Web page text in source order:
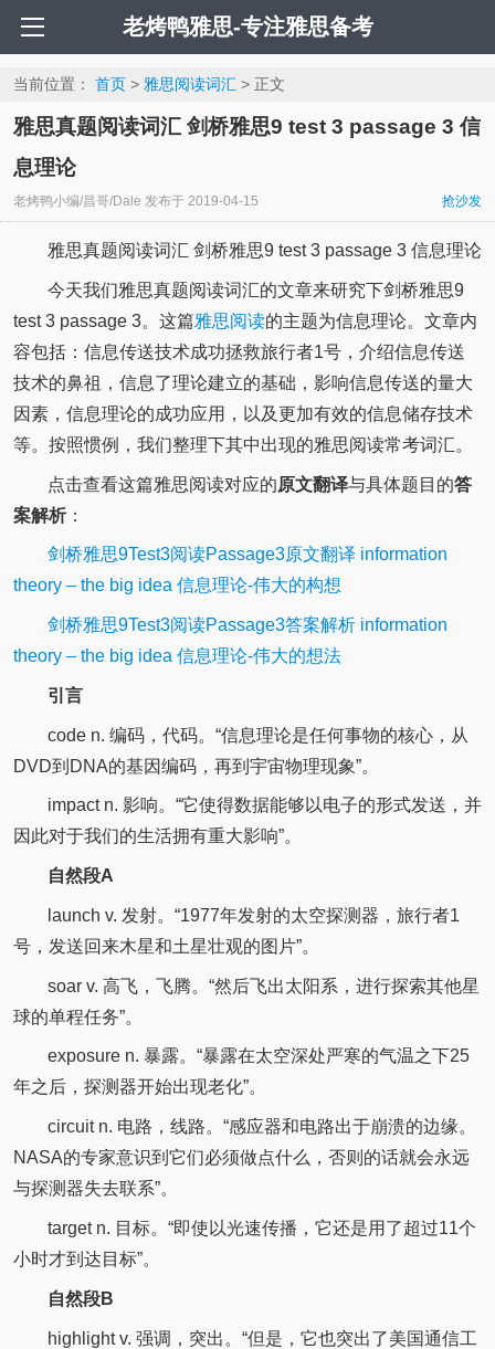
老烤鸭雅思-专注雅思备考
当前位置： 首页> 雅思阅读词汇 > 正文
雅思真题阅读词汇 剑桥雅思9 test 3 passage 3 信
息理论
老烤鸭小编/昌哥/Dale 发布于 2019-04-15 抢沙发
雅思真题阅读词汇 剑桥雅思9 test 3 passage 3 信息理论
今天我们雅思真题阅读词汇的文章来研究下剑桥雅思9
test 3 passage 3。这篇雅思阅读的主题为信息理论。文章内
容包括：信息传送技术成功拯救旅行者1号，介绍信息传送
技术的鼻祖，信息了理论建立的基础，影响信息传送的量大
因素，信息理论的成功应用，以及更加有效的信息储存技术
等。按照惯例，我们整理下其中出现的雅思阅读常考词汇。
点击查看这篇雅思阅读对应的原文翻译与具体题目的答
案解析：
剑桥雅思9Test3阅读Passage3原文翻译 information
theory – the big idea 信息理论-伟大的构想
剑桥雅思9Test3阅读Passage3答案解析 information
theory – the big idea 信息理论-伟大的想法
引言
code n. 编码，代码。“信息理论是任何事物的核心，从
DVD到DNA的基因编码，再到宇宙物理现象”。
impact n. 影响。“它使得数据能够以电子的形式发送，并
因此对于我们的生活拥有重大影响”。
自然段A
launch v. 发射。“1977年发射的太空探测器，旅行者1
号，发送回来木星和土星壮观的图片”。
soar v. 高飞，飞腾。“然后飞出太阳系，进行探索其他星
球的单程任务”。
exposure n. 暴露。“暴露在太空深处严寒的气温之下25
年之后，探测器开始出现老化”。
circuit n. 电路，线路。“感应器和电路出于崩溃的边缘。
NASA的专家意识到它们必须做点什么，否则的话就会永远
与探测器失去联系”。
target n. 目标。“即使以光速传播，它还是用了超过11个
小时才到达目标”。
自然段B
highlight v. 强调，突出。“但是，它也突出了美国通信工